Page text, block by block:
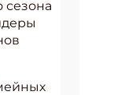
сезона